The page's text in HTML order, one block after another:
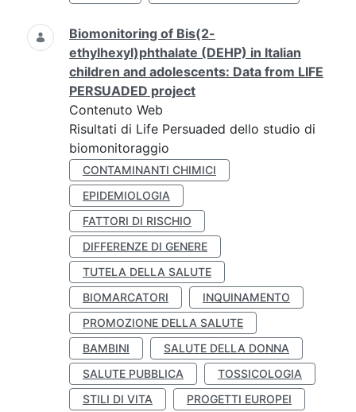
Biomonitoring of Bis(2-
ethylhexyl)phthalate (DEHP) in Italian
children and adolescents: Data from LIFE
PERSUADED project
Contenuto Web
Risultati di Life Persuaded dello studio di
biomonitoraggio
CONTAMINANTI CHIMICI
EPIDEMIOLOGIA
FATTORI DI RISCHIO
DIFFERENZE DI GENERE
TUTELA DELLA SALUTE
BIOMARCATORI
INQUINAMENTO
PROMOZIONE DELLA SALUTE
BAMBINI
SALUTE DELLA DONNA
SALUTE PUBBLICA
TOSSICOLOGIA
STILI DI VITA
PROGETTI EUROPEI